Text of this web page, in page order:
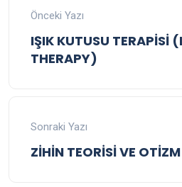
Önceki Yazı
IŞIK KUTUSU TERAPİSİ
THERAPY)
Sonraki Yazı
ZİHİN TEORİSİ VE OTİZM